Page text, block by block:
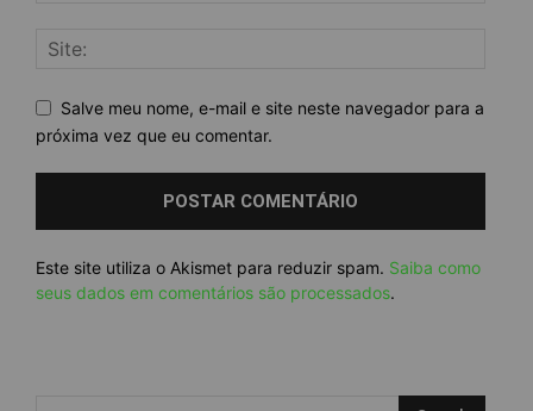
Salve meu nome, e-mail e site neste navegador para a
próxima vez que eu comentar.
Este site utiliza o Akismet para reduzir spam. Saiba como
seus dados em comentários são processados.